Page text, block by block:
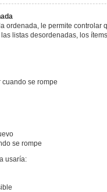
ordenada, le permite
listas desordenadas, los
se rompe
se rompe
usaría: